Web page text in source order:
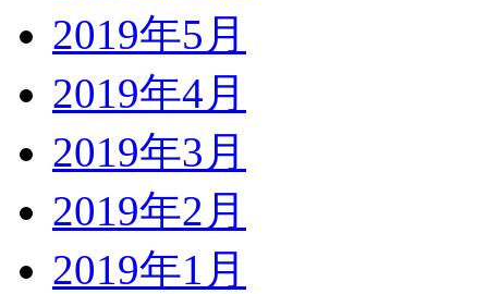
2019年5月
2019年4月
2019年3月
2019年2月
2019年1月